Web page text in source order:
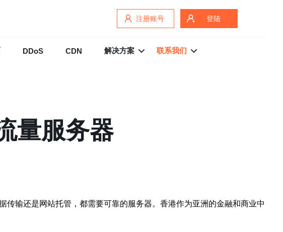
注册账号 登陆
DDoS CDN 解决方案 联系我们
量服务器
输还是网站托管，都需要可靠的服务器。香港作为亚洲的金融和商业中